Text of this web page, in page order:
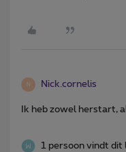
N Nick.cornelis
Ik heb zowel herstart,
1 persoon vindt dit